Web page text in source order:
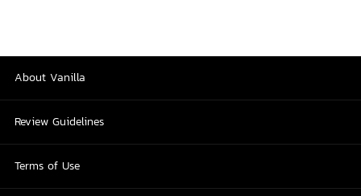
About Vanilla
Review Guidelines
Terms of Use